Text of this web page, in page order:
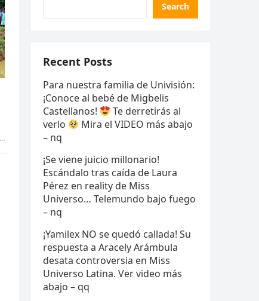
Search
Recent Posts
Para nuestra familia de Univisión:
¡Conoce al bebé de Migbelis
Castellanos!
Te derretirás al
verlo
Mira el VIDEO más abajo
– nq
¡Se viene juicio millonario!
Escándalo tras caída de Laura
Pérez en reality de Miss
Universo… Telemundo bajo fuego
– nq
¡Yamilex NO se quedó callada! Su
respuesta a Aracely Arámbula
desata controversia en Miss
Universo Latina. Ver video más
abajo – qq